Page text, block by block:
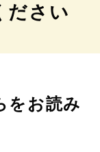
ださい
をお読み